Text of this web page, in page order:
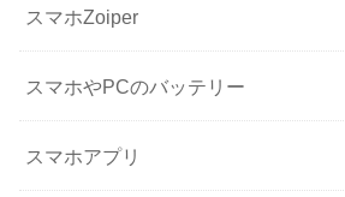
スマホZoiper
スマホやPCのバッテリー
スマホアプリ